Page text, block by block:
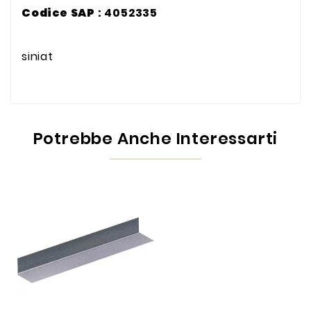
Codice SAP : 4052335
siniat
Potrebbe Anche Interessarti